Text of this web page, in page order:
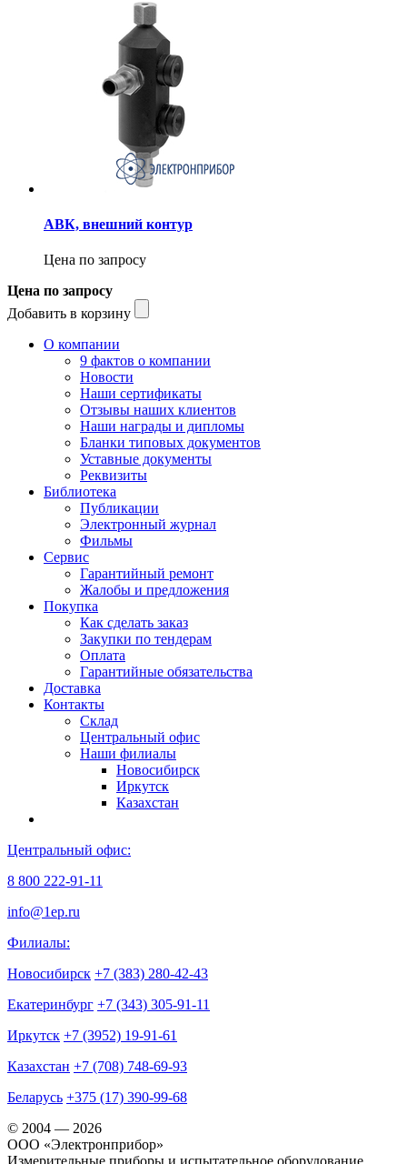
АВК, внешний контур
Цена по запросу
Цена по запросу
Добавить в корзину
О компании
9 фактов о компании
Новости
Наши сертификаты
Отзывы наших клиентов
Наши награды и дипломы
Бланки типовых документов
Уставные документы
Реквизиты
Библиотека
Публикации
Электронный журнал
Фильмы
Сервис
Гарантийный ремонт
Жалобы и предложения
Покупка
Как сделать заказ
Закупки по тендерам
Оплата
Гарантийные обязательства
Доставка
Контакты
Склад
Центральный офис
Наши филиалы
Новосибирск
Иркутск
Казахстан
Центральный офис:
8 800 222-91-11
info@1ep.ru
Филиалы:
Новосибирск +7 (383) 280-42-43
Екатеринбург +7 (343) 305-91-11
Иркутск +7 (3952) 19-91-61
Казахстан +7 (708) 748-69-93
Беларусь +375 (17) 390-99-68
© 2004 — 2026
OOO «Электронприбор»